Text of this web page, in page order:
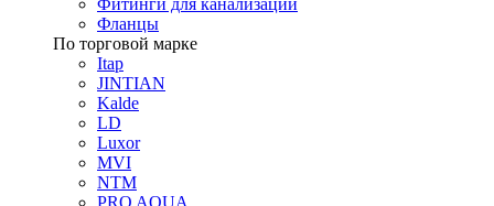
Фитинги для канализации
Фланцы
По торговой марке
Itap
JINTIAN
Kalde
LD
Luxor
MVI
NTM
PRO AQUA